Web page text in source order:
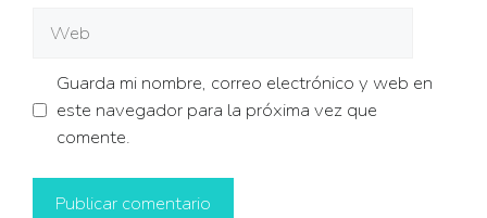
Guarda mi nombre, correo electrónico y web en
este navegador para la próxima vez que
comente.